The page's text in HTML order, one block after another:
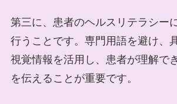
第三に、患者のヘルスリテラシー
行うことです。専門用語を避け、
視覚情報を活用し、患者が理解で
を伝えることが重要です。